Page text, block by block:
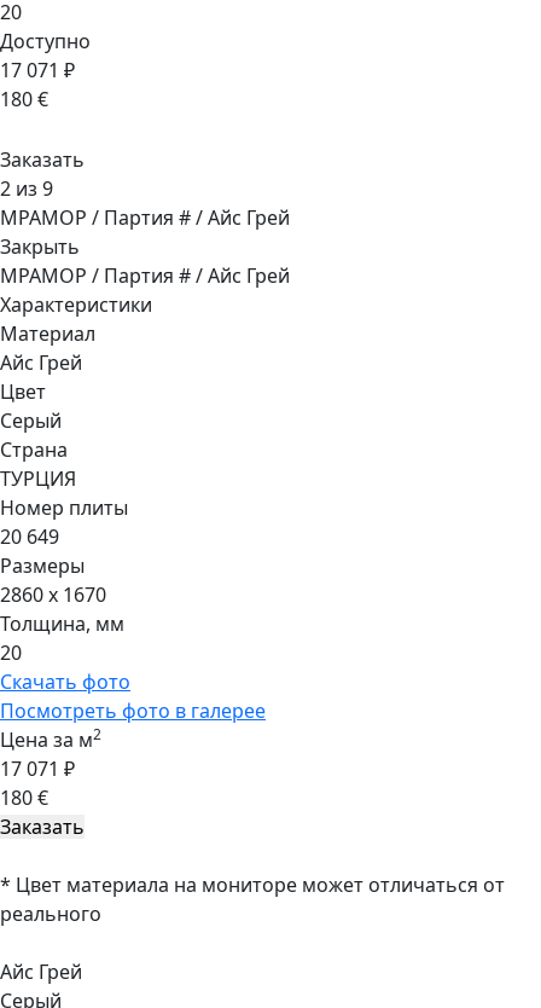
20
Доступно
17 071 ₽
180 €
Заказать
2 из 9
МРАМОР / Партия # / Айс Грей
Закрыть
МРАМОР / Партия # / Айс Грей
Характеристики
Материал
Айс Грей
Цвет
Серый
Страна
ТУРЦИЯ
Номер плиты
20 649
Размеры
2860 x 1670
Толщина, мм
20
Скачать фото
Посмотреть фото в галерее
Цена за м2
17 071 ₽
180 €
* Цвет материала на мониторе может отличаться от
реального
Айс Грей
Серый